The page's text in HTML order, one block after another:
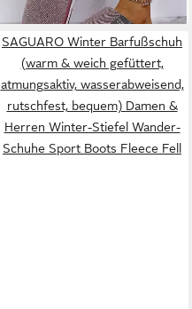
Schlappen Slipper Pantoletten
Winter rutschfest
SAGUARO Winter Barfußschuh
(warm & weich gefüttert,
atmungsaktiv, wasserabweisend,
rutschfest, bequem) Damen &
Herren Winter-Stiefel Wander-
Schuhe Sport Boots Fleece Fell